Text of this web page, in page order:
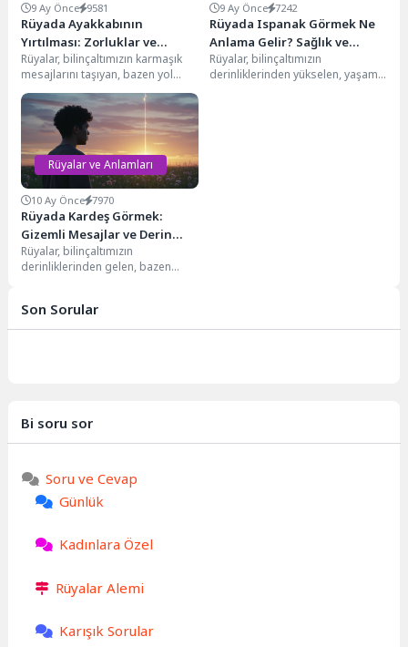
9 Ay Önce 9581
Rüyada Ayakkabının
Yırtılması: Zorluklar ve
Dönüşümün İşaretleri
Rüyalar, bilinçaltımızın karmaşık
mesajlarını taşıyan, bazen yol
gösterici, bazen de içsel
çatışmalarımızı yansıtan güçlü
sembollerdir....
9 Ay Önce 7242
Rüyada Ispanak Görmek Ne
Anlama Gelir? Sağlık ve
Bereketin Gizemli İşaretleri
Rüyalar, bilinçaltımızın
derinliklerinden yükselen, yaşam
Rüyalar ve Anlamları
10 Ay Önce 7970
Rüyada Kardeş Görmek:
Gizemli Mesajlar ve Derin
Anlamlar
Rüyalar, bilinçaltımızın
derinliklerinden gelen, bazen
dünyalardır. Özellikle...
Son Sorular
Bi soru sor
Soru ve Cevap
Günlük
Kadınlara Özel
Rüyalar Alemi
Karışık Sorular